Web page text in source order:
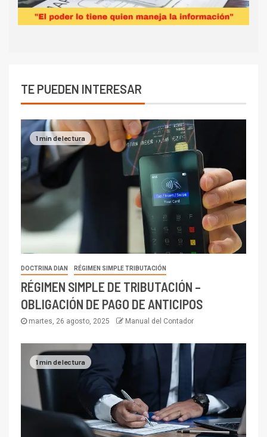
TE PUEDEN INTERESAR
1 min de lectura
DOCTRINA DIAN RÉGIMEN SIMPLE TRIBUTACIÓN
RÉGIMEN SIMPLE DE TRIBUTACIÓN –
OBLIGACIÓN DE PAGO DE ANTICIPOS
martes, 26 agosto, 2025 Manual del Contador
1 min de lectura